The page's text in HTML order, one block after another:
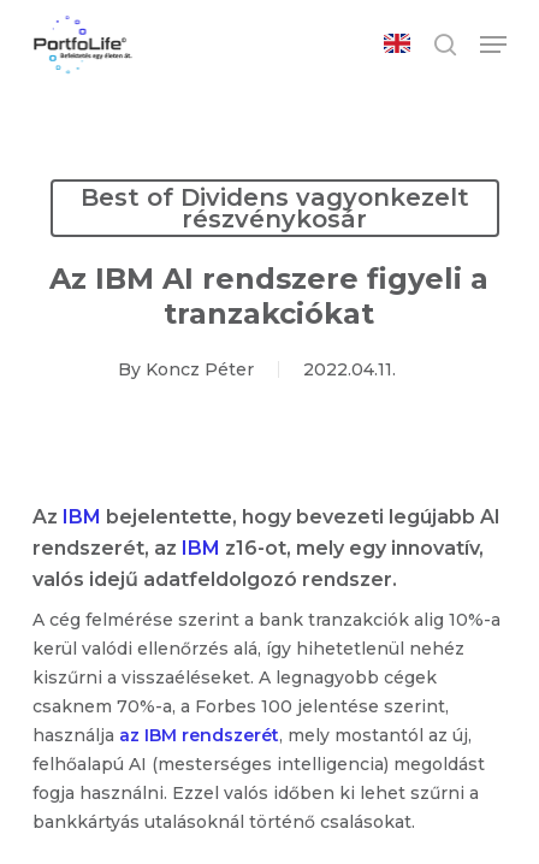
search
Best of Dividens vagyonkezelt
részvénykosár
Az IBM AI rendszere figyeli a
tranzakciókat
By Koncz Péter 2022.04.11.
Az IBM bejelentette, hogy bevezeti legújabb AI
rendszerét, az IBM z16-ot, mely egy innovatív,
valós idejű adatfeldolgozó rendszer.
A cég felmérése szerint a bank tranzakciók alig 10%-a
kerül valódi ellenőrzés alá, így hihetetlenül nehéz
kiszűrni a visszaéléseket. A legnagyobb cégek
csaknem 70%-a, a Forbes 100 jelentése szerint,
használja az IBM rendszerét, mely mostantól az új,
felhőalapú AI (mesterséges intelligencia) megoldást
fogja használni. Ezzel valós időben ki lehet szűrni a
bankkártyás utalásoknál történő csalásokat.